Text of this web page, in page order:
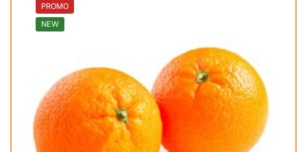
PROMO
NEW